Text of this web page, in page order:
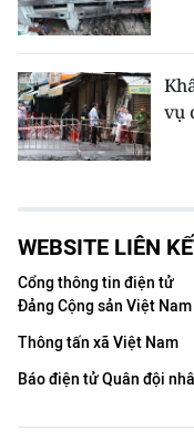
vụ
WEBSITE LIÊN
Cổng thông tin điện tử
Đảng Cộng sản Việt Nam
Thông tấn xã Việt Nam
Báo điện tử Quân đội